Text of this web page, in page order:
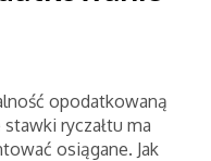
opodatkowaną
ryczałtu ma
osiągane. Jak